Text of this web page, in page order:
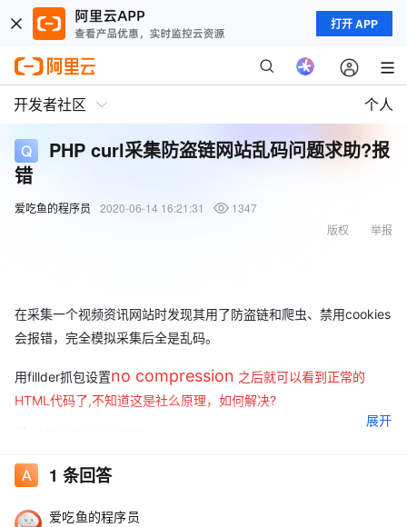
打开 APP
开发者社区 个人
PHP curl采集防盗链网站乱码问题求助?报
错
爱吃鱼的程序员 2020-06-14 16:21:31
1347
举报
版权
在采集一个视频资讯网站时发现其用了防盗链和爬虫、禁用cookies
会报错，完全模拟采集后全是乱码。
用fillder抓包设置no compression 之后就可以看到正常的
HTML代码了,不知道这是社么原理，如何解决?
展开
1 条回答
爱吃鱼的程序员